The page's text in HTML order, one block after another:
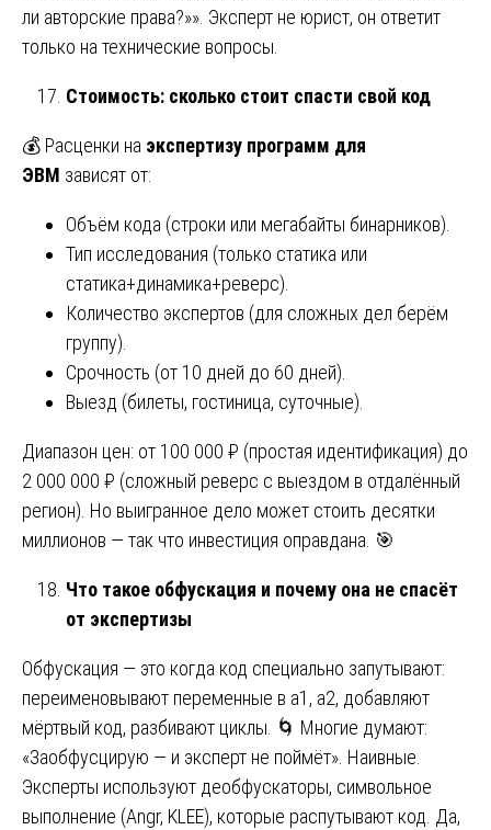
ли авторские права?»». Эксперт не юрист, он ответит
только на технические вопросы.
Стоимость: сколько стоит спасти свой код
💰 Расценки на экспертизу программ для
ЭВМ зависят от:
Объём кода (строки или мегабайты бинарников).
Тип исследования (только статика или
статика+динамика+реверс).
Количество экспертов (для сложных дел берём
группу).
Срочность (от 10 дней до 60 дней).
Выезд (билеты, гостиница, суточные).
Диапазон цен: от 100 000 ₽ (простая идентификация) до
2 000 000 ₽ (сложный реверс с выездом в отдалённый
регион). Но выигранное дело может стоить десятки
миллионов — так что инвестиция оправдана. 🎯
Что такое обфускация и почему она не спасёт
от экспертизы
Обфускация — это когда код специально запутывают:
переименовывают переменные в a1, a2, добавляют
мёртвый код, разбивают циклы. 🌀 Многие думают:
«Заобфусцирую — и эксперт не поймёт». Наивные.
Эксперты используют деобфускаторы, символьное
выполнение (Angr, KLEE), которые распутывают код. Да,